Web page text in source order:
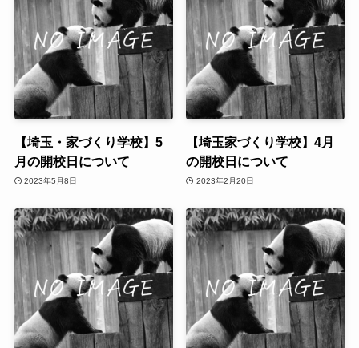
【埼玉・家づくり学校】5
月の開校日について
2023年5月8日
【埼玉家づくり学校】4月
の開校日について
2023年2月20日